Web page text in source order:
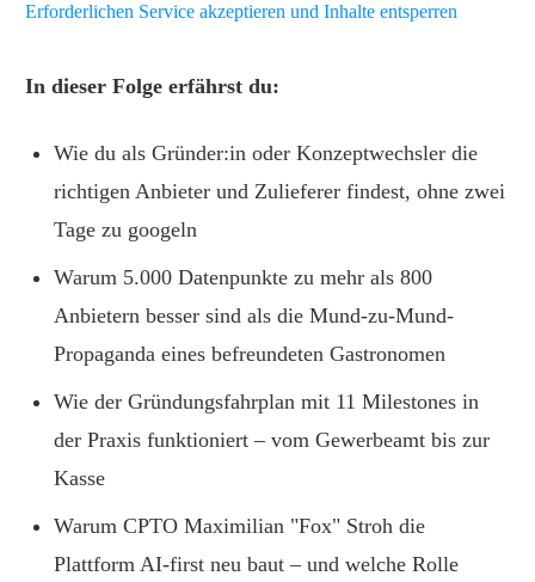
Erforderlichen Service akzeptieren und Inhalte entsperren
In dieser Folge erfährst du:
Wie du als Gründer:in oder Konzeptwechsler die
richtigen Anbieter und Zulieferer findest, ohne zwei
Tage zu googeln
Warum 5.000 Datenpunkte zu mehr als 800
Anbietern besser sind als die Mund-zu-Mund-
Propaganda eines befreundeten Gastronomen
Wie der Gründungsfahrplan mit 11 Milestones in
der Praxis funktioniert – vom Gewerbeamt bis zur
Kasse
Warum CPTO Maximilian "Fox" Stroh die
Plattform AI-first neu baut – und welche Rolle